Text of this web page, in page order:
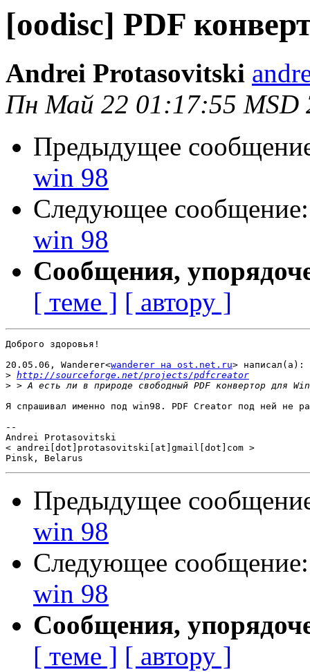
[oodisc] PDF
Andrei Protasovitski
Пн Май 22 01:17:55 MSD
Предыдущее
win 98
Следующее
win 98
Сообщения,
[ теме ] [ автору ]
Доброго здоровья!
20.05.06, Wanderer<wanderer на ost.net.ru> написал(а):
> http://sourceforge.net/projects/pdfcreator
>
Я спрашивал именно под win98. PDF Creator под ней не
--
Andrei Protasovitski
< andrei[dot]protasovitski[at]gmail[dot]com >
Предыдущее
win 98
Следующее
win 98
Сообщения,
[ теме ] [ автору ]